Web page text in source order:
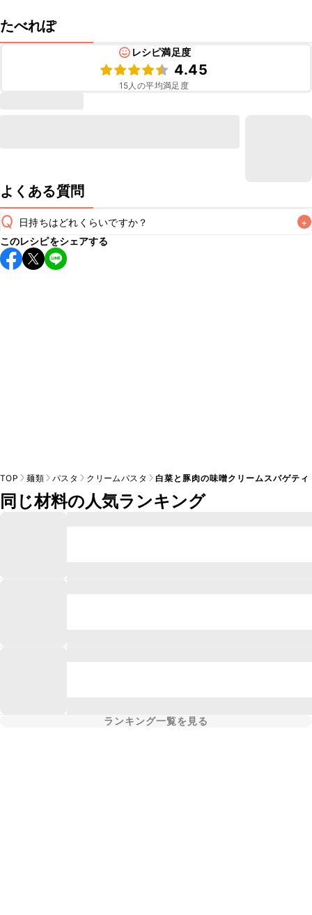
たべれぽ
レシピ満足度
4.45
15人の平均満足度
よくある質問
Q 日持ちはどれくらいですか？ +
こちらのレシピは出来たてをお召し上がりいただくことをお
すすめします。
このレシピをシェアする
TOP 麺類 パスタ クリームパスタ 白菜と豚肉の味噌クリームスパゲティ
同じ材料の人気ランキング
ランキング一覧を見る